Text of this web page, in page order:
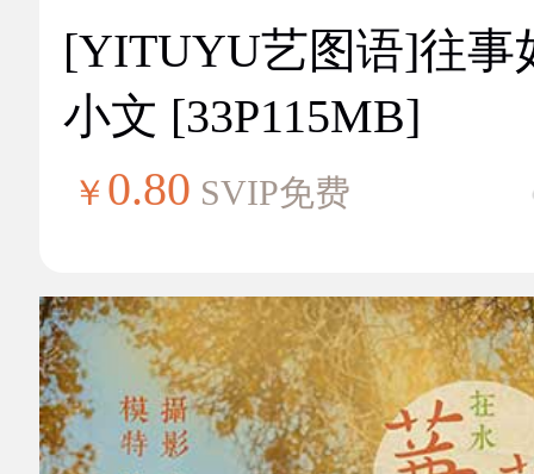
[YITUYU艺图语]往事
小文 [33P115MB]
￥ 0.80 SVIP免费